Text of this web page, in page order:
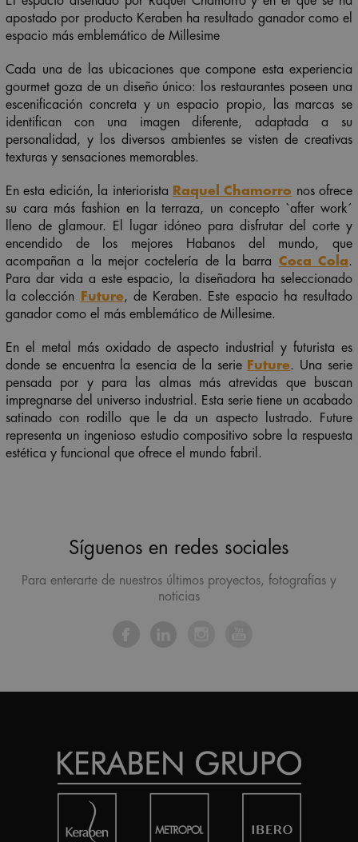
apostado por producto Keraben ha resultado ganador como el
espacio más emblemático de Millesime
Cada una de las ubicaciones que compone esta experiencia
gourmet goza de un diseño único: los restaurantes poseen una
escenificación concreta y un espacio propio, las marcas se
identifican con una imagen diferente, adaptada a su
personalidad, y los diversos ambientes se visten de creativas
texturas y sensaciones memorables.
En esta edición, la interiorista Raquel Chamorro nos ofrece
su cara más fashion en la terraza, un concepto `after work´
lleno de glamour. El lugar idóneo para disfrutar del corte y
encendido de los mejores Habanos del mundo, que
acompañan a la mejor coctelería de la barra Coca Cola.
Para dar vida a este espacio, la diseñadora ha seleccionado
la colección
Future, de Keraben. Este espacio ha resultado
ganador como el más emblemático de Millesime.
En el metal más oxidado de aspecto industrial y futurista es
donde se encuentra la esencia de la serie
Future. Una serie
pensada por y para las almas más atrevidas que buscan
impregnarse del universo industrial. Esta serie tiene un acabado
satinado con rodillo que le da un aspecto lustrado. Future
representa un ingenioso estudio compositivo sobre la respuesta
estética y funcional que ofrece el mundo fabril.
Síguenos en redes sociales
Para enterarte de nuestros últimos proyectos, fotografías y
noticias